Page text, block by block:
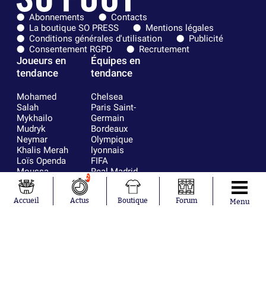
Abonnements
Contacts
La boutique SO PRESS
Mentions légales
Conditions générales d'utilisation
Publicité
Consentement RGPD
Recrutement
Joueurs en
tendance
Mohamed
Salah
Mykhailo
Mudryk
Neymar
Khalis Merah
Loïs Openda
Moussa
Niakhaté
Nicolás
Tagliafico
Équipes en
tendance
Chelsea
Paris Saint-
Germain
Bordeaux
Olympique
lyonnais
FIFA
Real Madrid
RC Strasbourg
France
Accueil
2
Actus Boutique Forum Menu